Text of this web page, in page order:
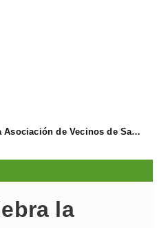
La Asociación de Vecinos de Santa Cruz descubrió los Covarones
la